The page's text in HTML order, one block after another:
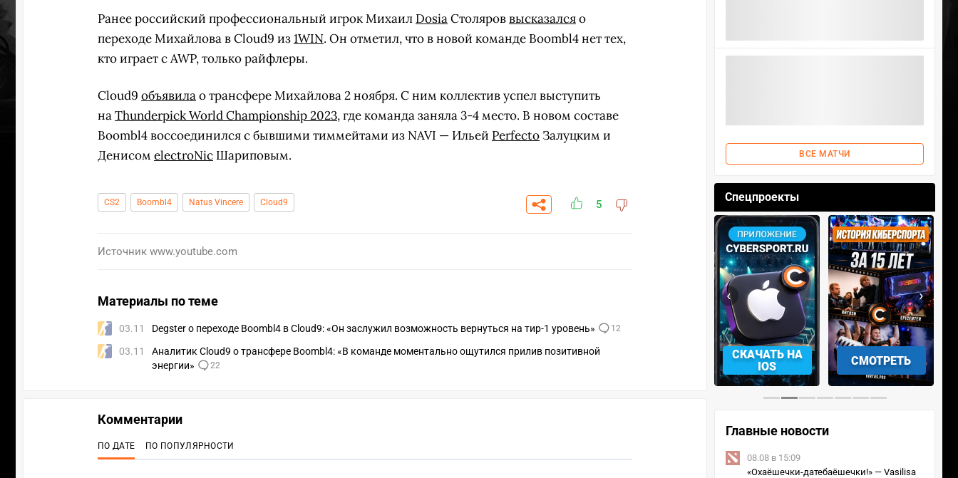
Ранее российский профессиональный игрок Михаил DosiaСтоляроввысказалсяо
переходе Михайлова в Cloud9 из1WIN. Он отметил, что в новой команде Boombl4 нет тех,
кто играет с AWP, только райфлеры.
Cloud9 объявилао трансфере Михайлова 2 ноября. С ним коллектив успел выступить
наThunderpick World Championship 2023, где команда заняла 3-4 место. В новом составе
Boombl4 воссоединился с бывшими тиммейтами из NAVI — Ильей Perfecto Залуцким и
Денисом electroNic Шариповым.
CS2 Boombl4 Natus Vincere Cloud9 5
Источник www.youtube.com
Материалы по теме
03.11 Degster о переходе Boombl4 в Cloud9: «Он заслужил возможность вернуться на тир-1 уровень» 12
03.11
Аналитик Cloud9 о трансфере Boombl4: «В команде моментально ощутился прилив позитивной
энергии»
22
ВСЕ МАТЧИ
Спецпроекты
СКАЧАТЬ НА
СМОТРЕТЬ УЧАСТВОВАТЬ
‹ ›
Главные новости
08.08 в 15:09
«Охаёшечки-датебаёшечки!» — Vasilisa
Комментарии
ПО ДАТЕ ПО ПОПУЛЯРНОСТИ